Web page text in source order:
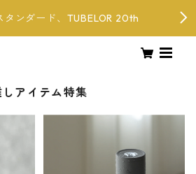
タンダード、TUBELOR 20th
しアイテム特集